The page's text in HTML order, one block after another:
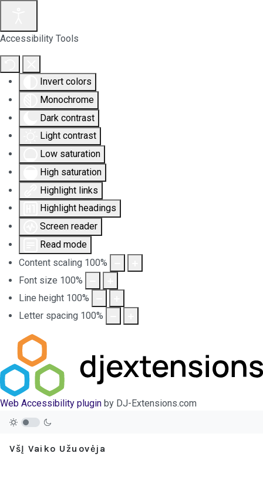
Accessibility Tools
Invert colors
Monochrome
Dark contrast
Light contrast
Low saturation
High saturation
Highlight links
Highlight headings
Screen reader
Read mode
Content scaling 100%
Font size 100%
Line height 100%
Letter spacing 100%
Web Accessibility plugin by DJ-Extensions.com
VšĮ Vaiko Užuovėja